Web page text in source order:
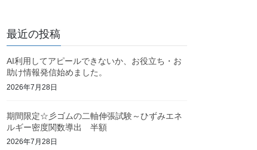
最近の投稿
AI利用してアピールできないか、お役立ち・お
助け情報発信始めました。
2026年7月28日
期間限定☆彡ゴムの二軸伸張試験～ひずみエネ
ルギー密度関数導出 半額
2026年7月28日